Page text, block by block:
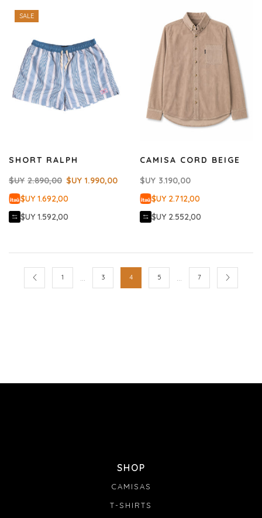
SALE
SHORT RALPH
$UY 2.890,00 $UY 1.990,00
$UY 1.692,00
$UY 1.592,00
CAMISA CORD BEIGE
$UY 3.190,00
$UY 2.712,00
$UY 2.552,00
1 3 4 5 7
SHOP
CAMISAS
T-SHIRTS